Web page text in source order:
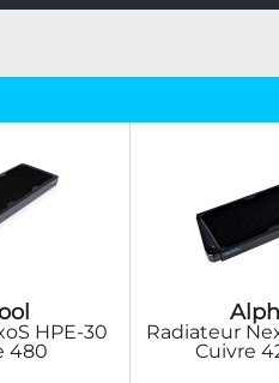
HPE-30
480
Radiateur
Cuivre